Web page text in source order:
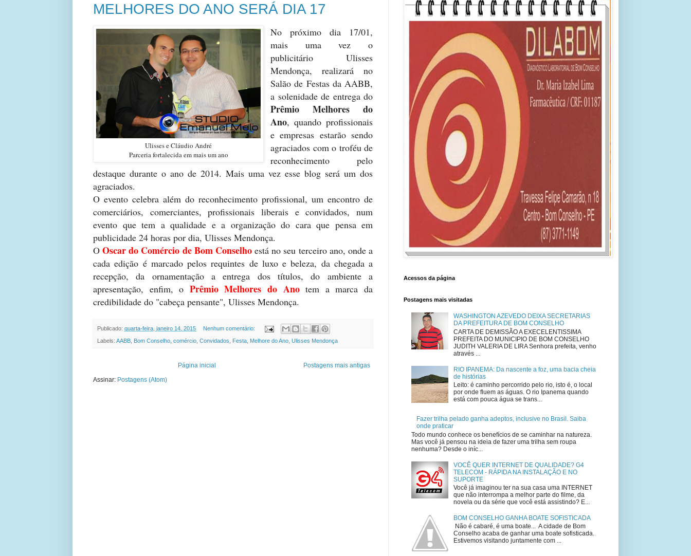
MELHORES DO ANO SERÁ DIA 17
Ulisses e Cláudio André
Parceria fortalecida em mais um ano
No próximo dia 17/01,
mais uma vez o
publicitário Ulisses
Mendonça, realizará no
Salão de Festas da AABB,
a solenidade de entrega do
Prêmio Melhores do
Ano, quando profissionais
e empresas estarão sendo
agraciados com o troféu de
reconhecimento pelo
destaque durante o ano de 2014. Mais uma vez esse blog será um dos
agraciados.
O evento celebra além do reconhecimento profissional, um encontro de
comerciários, comerciantes, profissionais liberais e convidados, num
evento que tem a qualidade e a organização do cara que pensa em
publicidade 24 horas por dia, Ulisses Mendonça.
OOscar do Comércio de Bom Conselhoestá no seu terceiro ano, onde a
cada edição é marcado pelos requintes de luxo e beleza, da chegada a
recepção, da ornamentação a entrega dos títulos, do ambiente a
apresentação, enfim, o Prêmio Melhores do Anotem a marca da
credibilidade do "cabeça pensante", Ulisses Mendonça.
Publicado: quarta-feira, janeiro 14, 2015 Nenhum comentário:
Labels: AABB, Bom Conselho, comércio, Convidados, Festa, Melhore do Ano, Ulisses Mendonça
Postagens mais antigas
Página inicial
Assinar: Postagens (Atom)
Acessos da página
Postagens mais visitadas
WASHINGTON AZEVEDO DEIXA SECRETARIAS
DA PREFEITURA DE BOM CONSELHO
CARTA DE DEMISSÃO A EXECELENTISSIMA
PREFEITA DO MUNICIPIO DE BOM CONSELHO
JUDITH VALERIA DE LIRA Senhora prefeita, venho
através ...
RIO IPANEMA: Da nascente a foz, uma bacia cheia
de histórias
Leito: é caminho percorrido pelo rio, isto é, o local
por onde fluem as águas. O rio Ipanema quando
está com pouca água se trans...
Fazer trilha pelado ganha adeptos, inclusive no Brasil. Saiba
onde praticar
Todo mundo conhece os benefícios de se caminhar na natureza.
Mas você já pensou na ideia de fazer uma trilha sem roupa
nenhuma? Desde o iníc...
VOCÊ QUER INTERNET DE QUALIDADE? G4
TELECOM - RÁPIDA NA INSTALAÇÃO E NO
SUPORTE
Você já imaginou ter na sua casa uma INTERNET
que não interrompa a melhor parte do filme, da
novela ou da série que você está assistindo? E...
BOM CONSELHO GANHA BOATE SOFISTICADA
Não é cabaré, é uma boate... A cidade de Bom
Conselho acaba de ganhar uma boate sofisticada.
Estivemos visitando juntamente com ...